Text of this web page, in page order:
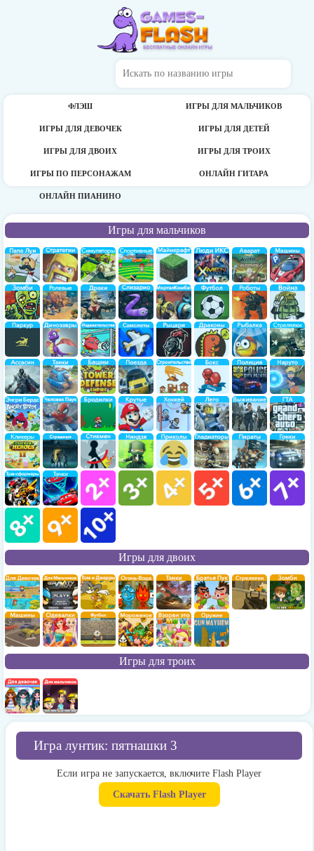
ФЛЭШ ИГРЫ ДЛЯ МАЛЬЧИКОВ
ИГРЫ ДЛЯ ДЕВОЧЕК ИГРЫ ДЛЯ ДЕТЕЙ
ИГРЫ ДЛЯ ДВОИХ ИГРЫ ДЛЯ ТРОИХ
ИГРЫ ПО ПЕРСОНАЖАМ ОНЛАЙН ГИТАРА
ОНЛАЙН ПИАНИНО
Игры для мальчиков
Игры для двоих
Игры для троих
Игра лунтик: пятнашки 3
Если игра не запускается, включите Flash Player
Скачать Flash Player